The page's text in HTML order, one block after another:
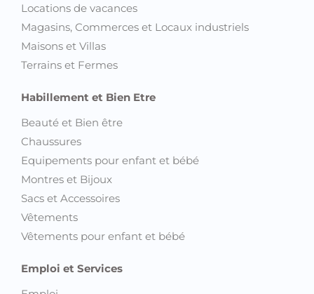
Locations de vacances
Magasins, Commerces et Locaux industriels
Maisons et Villas
Terrains et Fermes
Habillement et Bien Etre
Beauté et Bien être
Chaussures
Equipements pour enfant et bébé
Montres et Bijoux
Sacs et Accessoires
Vêtements
Vêtements pour enfant et bébé
Emploi et Services